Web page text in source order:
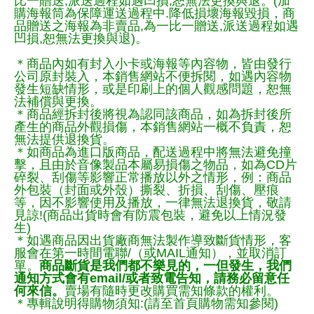
購海報筒為保障運送過程中.降低損壞海報毀損，商
品贈送之海報為非賣品,為一比一贈送,派送過程如遇
凹損,恕無法更換與退)。
＊商品內如有封入小卡或海報等內容物，皆由發行
公司原封裝入，本銷售網站不便拆閱，如遇內容物
發生短缺情形，或是印刷上的個人觀感問題，恕無
法補償與更換。
＊商品經拆封後將視為認同該商品，如為拆封後所
產生的商品外觀損傷，本銷售網站一概不負責，恕
無法提供退換貨。
＊如商品為進口版商品，配送過程中將無法避免撞
擊，且由於音像製品本屬易損傷之物品，如為CD片
碎裂、刮傷等影響正常播放以外之情形，例：商品
外包裝（封面或外殼）撕裂、折損、刮傷、壓痕
等，因不影響使用及播放，一律無法退換貨，敬請
見諒!(商品出貨時會有防震包裝，避免以上情況發
生)
＊如遇商品因出貨廠商無法製作導致斷貨情形，客
服會在第一時間電聯/（或MAIL通知），並取消訂
單。 商品斷貨是我們都不樂見的，一但發生，我們
通知方式會有email/或者致電告知，請務必留意任
何來信。 賣場有隨時更改購買需知條款的權利。
＊專輯說明得購物須知:(請至首頁購物需知參閱)